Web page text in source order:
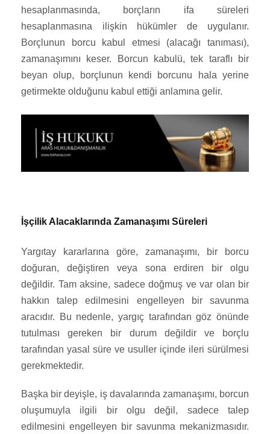
hesaplanmasında, borçların ifa süreleri
hesaplanmasına ilişkin hükümler de uygulanır.
Borçlunun borcu kabul etmesi (alacağı tanıması),
zamanaşımını keser. Borcun kabulü, tek taraflı bir
beyan olup, borçlunun kendi borcunu hala yerine
getirmekte olduğunu kabul ettiği anlamına gelir.
İşçilik Alacaklarında Zamanaşımı Süreleri
Yargıtay kararlarına göre, zamanaşımı, bir borcu
doğuran, değiştiren veya sona erdiren bir olgu
değildir. Tam aksine, sadece doğmuş ve var olan bir
hakkın talep edilmesini engelleyen bir savunma
aracıdır. Bu nedenle, yargıç tarafından göz önünde
tutulması gereken bir durum değildir ve borçlu
tarafından yasal süre ve usuller içinde ileri sürülmesi
gerekmektedir.
Başka bir deyişle, iş davalarında zamanaşımı, borcun
oluşumuyla ilgili bir olgu değil, sadece talep
edilmesini engelleyen bir savunma mekanizmasıdır.